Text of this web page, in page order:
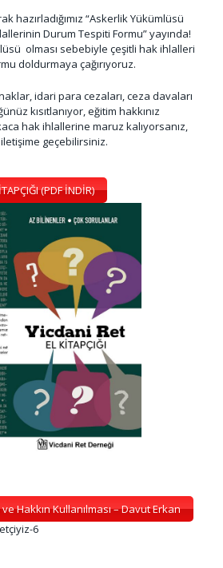
hazırladığımız “Askerlik Yükümlüsü
Durum Tespiti Formu” yayında!
olması sebebiyle çeşitli hak ihlalleri
doldurmaya çağırıyoruz.
idari para cezaları, ceza davaları
kısıtlanıyor, eğitim hakkınız
hak ihlallerine maruz kalıyorsanız,
geçebilirsiniz.
(PDF İNDİR)
Hakkın Kullanılması – Davut Erkan